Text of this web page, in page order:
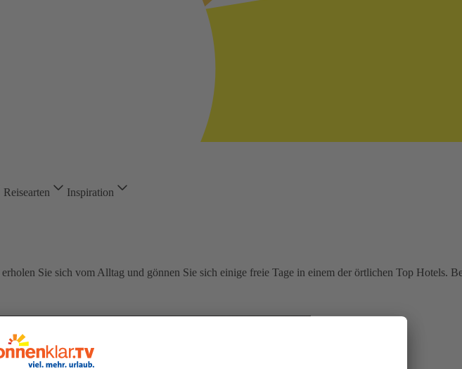
Reisearten Inspiration
Sie sich vom Alltag und gönnen Sie sich einige freie Tage in einem der örtlichen Top Hotels.